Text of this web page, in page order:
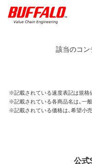
該当のコン
※記載されている速度表記は規格
※記載されている各商品名は、一
※記載されている価格は、希望小売
公式